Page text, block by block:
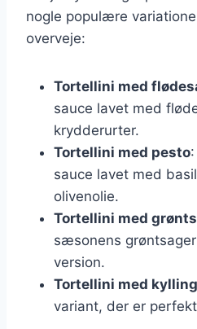
nogle populære
overveje:
Tortellini med
sauce lavet med
krydderurter.
Tortellini med pesto
sauce lavet med
olivenolie.
Tortellini med
sæsonens
version.
Tortellini med kylling
variant, der er